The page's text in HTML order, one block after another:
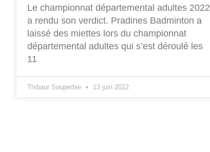
Le championnat départemental adultes 2022
a rendu son verdict. Pradines Badminton a
laissé des miettes lors du championnat
départemental adultes qui s’est déroulé les
11
Thibaut Souperbie 13 juin 2022